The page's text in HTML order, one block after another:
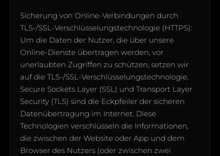
Sicherung von Online-Verbindungen durch
TLS-/SSL-Verschlüsselungstechnologie (HTTPS):
Um die Daten der Nutzer, die über unsere
Online-Dienste übertragen werden, vor
unerlaubten Zugriffen zu schützen, setzen wir
auf die TLS-/SSL-Verschlüsselungstechnologie.
Secure Sockets Layer (SSL) und Transport Layer
Security (TLS) sind die Eckpfeiler der sicheren
Datenübertragung im Internet. Diese
Technologien verschlüsseln die Informationen,
die zwischen der Website oder App und dem
Browser des Nutzers (oder zwischen zwei